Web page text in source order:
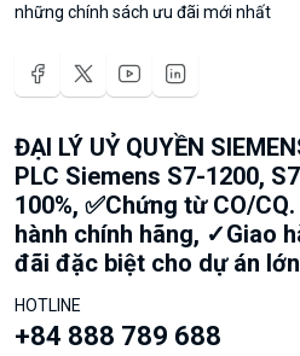
những chính sách ưu đãi mới nhất
ĐẠI LÝ UỶ QUYỀN
PLC Siemens S7-1200,
100%, ✅Chứng từ CO/
hành chính hãng, ✓Giao
đãi đặc biệt cho dự án
HOTLINE
+84 888 789 688